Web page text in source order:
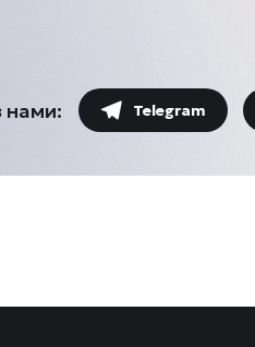
нами: Telegram